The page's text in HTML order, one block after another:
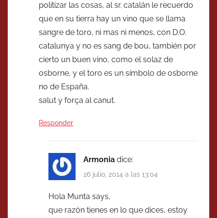
politizar las cosas, al sr. catalán le recuerdo
que en su tierra hay un vino que se llama
sangre de toro, ni mas ni menos, con D.O.
catalunya y no es sang de bou, también por
cierto un buen vino, como el solaz de
osborne, y el toro es un símbolo de osborne
no de España.
salut y força al canut.
Responder
Armonia dice:
26 julio, 2014 a las 13:04
Hola Munta says,
que razón tienes en lo que dices, estoy